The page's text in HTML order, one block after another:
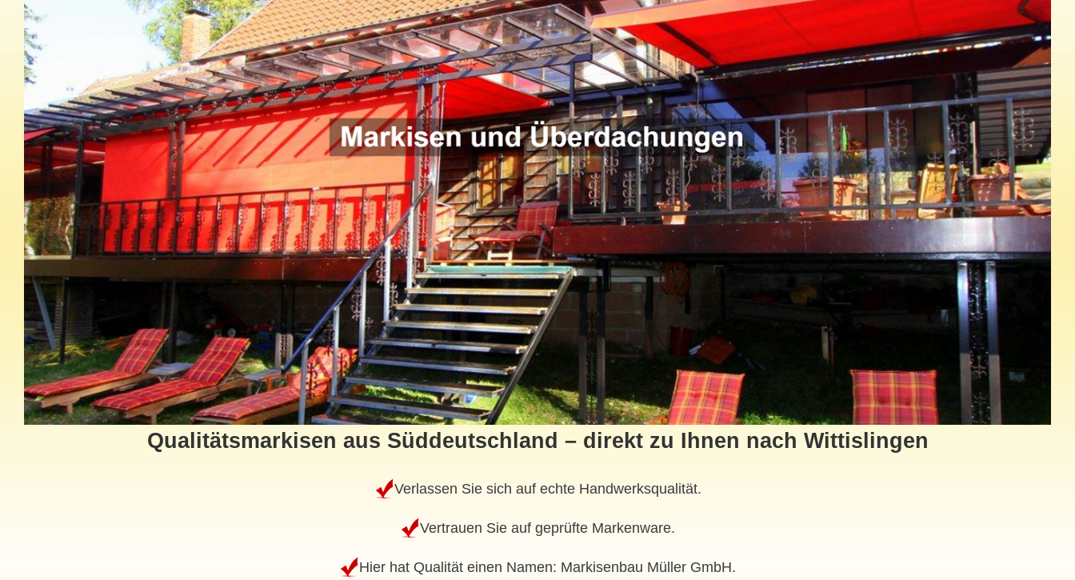
Qualitätsmarkisen aus Süddeutschland – direkt zu Ihnen nach Wittislingen
Verlassen Sie sich auf echte Handwerksqualität.
Vertrauen Sie auf geprüfte Markenware.
Hier hat Qualität einen Namen: Markisenbau Müller GmbH.